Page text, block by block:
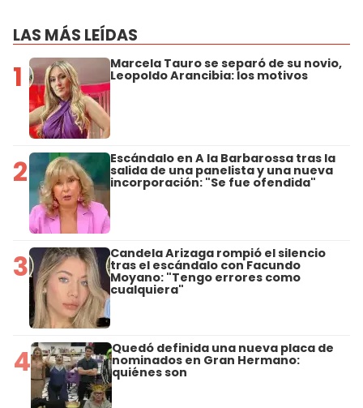
LAS MÁS LEÍDAS
1 Marcela Tauro se separó de su novio,
Leopoldo Arancibia: los motivos
2 Escándalo en A la Barbarossa tras la
salida de una panelista y una nueva
incorporación: "Se fue ofendida"
3 Candela Arizaga rompió el silencio
tras el escándalo con Facundo
Moyano: "Tengo errores como
cualquiera"
4 Quedó definida una nueva placa de
nominados en Gran Hermano:
quiénes son